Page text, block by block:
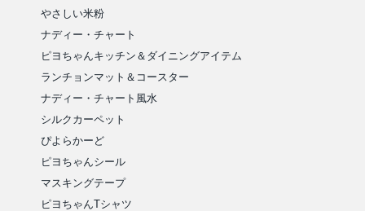
やさしい米粉
ナディー・チャート
ピヨちゃんキッチン＆ダイニングアイテム
ランチョンマット＆コースター
ナディー・チャート風水
シルクカーペット
ぴよらかーど
ピヨちゃんシール
マスキングテープ
ピヨちゃんTシャツ